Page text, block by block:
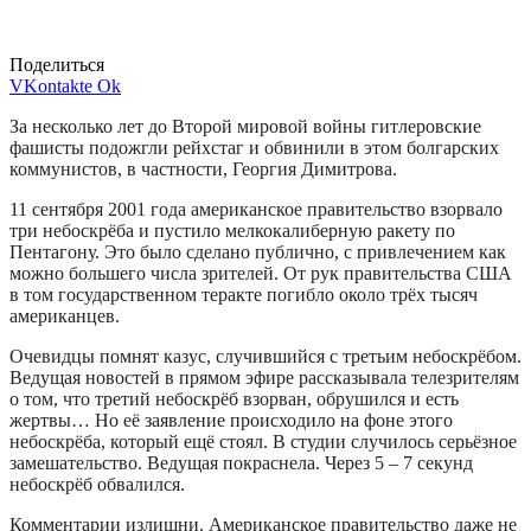
Поделиться
VKontakte Ok
За несколько лет до Второй мировой войны гитлеровские
фашисты подожгли рейхстаг и обвинили в этом болгарских
коммунистов, в частности, Георгия Димитрова.
11 сентября 2001 года американское правительство взорвало
три небоскрёба и пустило мелкокалиберную ракету по
Пентагону. Это было сделано публично, с привлечением как
можно большего числа зрителей. От рук правительства США
в том государственном теракте погибло около трёх тысяч
американцев.
Очевидцы помнят казус, случившийся с третьим небоскрёбом.
Ведущая новостей в прямом эфире рассказывала телезрителям
о том, что третий небоскрёб взорван, обрушился и есть
жертвы… Но её заявление происходило на фоне этого
небоскрёба, который ещё стоял. В студии случилось серьёзное
замешательство. Ведущая покраснела. Через 5 – 7 секунд
небоскрёб обвалился.
Комментарии излишни. Американское правительство даже не